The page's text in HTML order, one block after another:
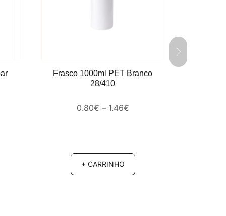
Frasco 1000ml PET Branco
28/410
0.80€ – 1.46€
+ CARRINHO